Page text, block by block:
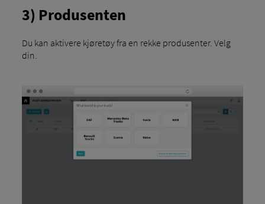
3) Produsenten
Du kan aktivere kjøretøy fra en rekke produsenter. Velg
din.